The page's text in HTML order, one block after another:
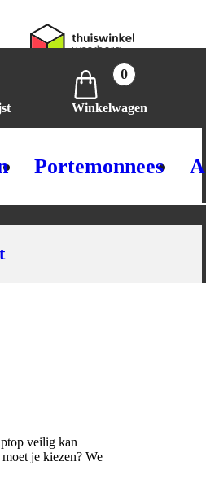
Portemonnees
0
Winkelwagen
veilig kan
je kiezen? We